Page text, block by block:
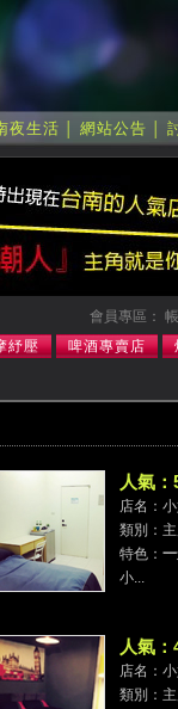
夜生活 網站公告
會員專區：
紓壓 啤酒專賣店
人氣：
店名：
類別：
特色：
小...
人氣：
店名：
類別：